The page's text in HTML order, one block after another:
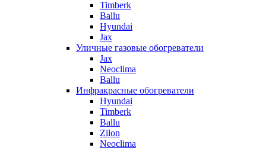
Timberk
Ballu
Hyundai
Jax
Уличные газовые обогреватели
Jax
Neoclima
Ballu
Инфракрасные обогреватели
Hyundai
Timberk
Ballu
Zilon
Neoclima